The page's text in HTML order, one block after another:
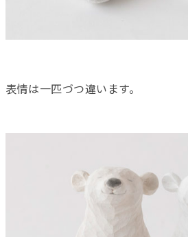
表情は一匹づつ違います。